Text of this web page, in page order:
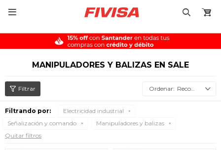

MANIPULADORES Y BALIZAS EN SALE
Recomendados
Filtrando por:
Electricidad industrial
Señalización y comando
Manipuladores y balizas
Quitar filtros